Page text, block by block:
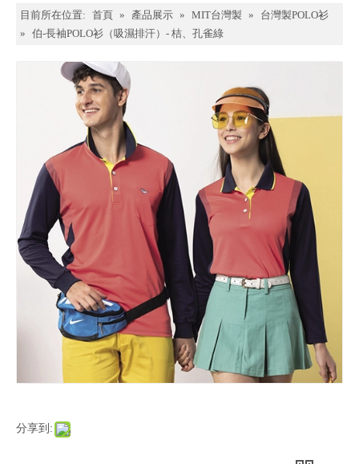
目前所在位置: 首頁 » 產品展示 » MIT台灣製 »
台灣製POLO衫
» 伯-長袖POLO衫（吸濕排汗）- 桔、孔雀綠
分享到: